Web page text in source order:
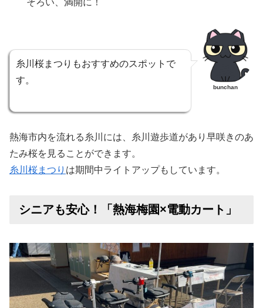
糸川桜まつりもおすすめのスポットで
す。
bunchan
熱海市内を流れる糸川には、糸川遊歩道があり早咲きのあ
たみ桜を見ることができます。
糸川桜まつり は期間中ライトアップもしています。
シニアも安心！「熱海梅園×電動カート」